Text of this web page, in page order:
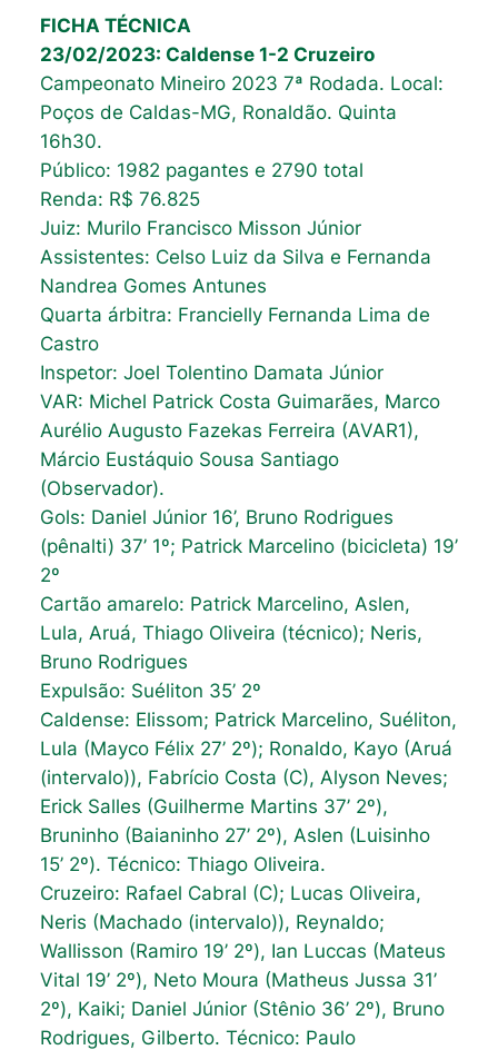
FICHA TÉCNICA
23/02/2023: Caldense 1-2 Cruzeiro
Campeonato Mineiro 2023 7ª Rodada. Local:
Poços de Caldas-MG, Ronaldão. Quinta
16h30.
Público: 1982 pagantes e 2790 total
Renda: R$ 76.825
Juiz: Murilo Francisco Misson Júnior
Assistentes: Celso Luiz da Silva e Fernanda
Nandrea Gomes Antunes
Quarta árbitra: Francielly Fernanda Lima de
Castro
Inspetor: Joel Tolentino Damata Júnior
VAR: Michel Patrick Costa Guimarães, Marco
Aurélio Augusto Fazekas Ferreira (AVAR1),
Márcio Eustáquio Sousa Santiago
(Observador).
Gols: Daniel Júnior 16’, Bruno Rodrigues
(pênalti) 37’ 1º; Patrick Marcelino (bicicleta) 19’
2º
Cartão amarelo: Patrick Marcelino, Aslen,
Lula, Aruá, Thiago Oliveira (técnico); Neris,
Bruno Rodrigues
Expulsão: Suéliton 35’ 2º
Caldense: Elissom; Patrick Marcelino, Suéliton,
Lula (Mayco Félix 27’ 2º); Ronaldo, Kayo (Aruá
(intervalo)), Fabrício Costa (C), Alyson Neves;
Erick Salles (Guilherme Martins 37’ 2º),
Bruninho (Baianinho 27’ 2º), Aslen (Luisinho
15’ 2º). Técnico: Thiago Oliveira.
Cruzeiro: Rafael Cabral (C); Lucas Oliveira,
Neris (Machado (intervalo)), Reynaldo;
Wallisson (Ramiro 19’ 2º), Ian Luccas (Mateus
Vital 19’ 2º), Neto Moura (Matheus Jussa 31’
2º), Kaiki; Daniel Júnior (Stênio 36’ 2º), Bruno
Rodrigues, Gilberto. Técnico: Paulo